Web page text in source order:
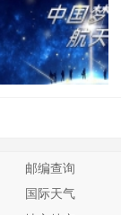
邮编查询
国际天气